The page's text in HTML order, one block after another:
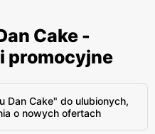
Cake -
promocyjne
Dan Cake" do ulubionych,
o nowych ofertach